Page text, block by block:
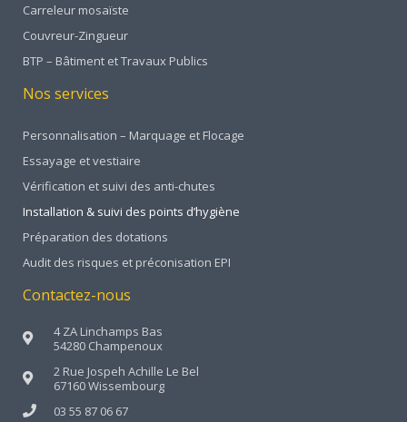
Carreleur mosaïste
Couvreur-Zingueur
BTP – Bâtiment et Travaux Publics
Nos services
Personnalisation – Marquage et Flocage
Essayage et vestiaire
Vérification et suivi des anti-chutes
Installation & suivi des points d’hygiène
Préparation des dotations
Audit des risques et préconisation EPI
Contactez-nous
4 ZA Linchamps Bas
54280 Champenoux
2 Rue Jospeh Achille Le Bel
67160 Wissembourg
03 55 87 06 67